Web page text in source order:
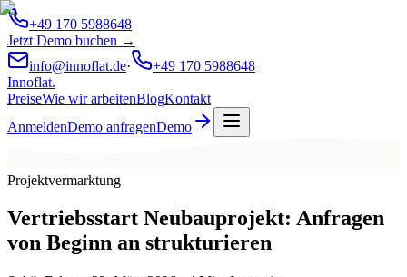
+49 170 5988648
Jetzt Demo buchen →
info@innoflat.de·
+49 170 5988648
Innoflat.
PreiseWie wir arbeitenBlogKontakt
AnmeldenDemo anfragenDemo
Projektvermarktung
Vertriebsstart Neubauprojekt: Anfragen
von Beginn an strukturieren